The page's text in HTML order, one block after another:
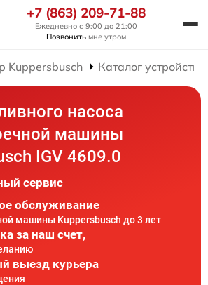
+7 (863) 209-71-88
Ежедневно с 9:00 до 21:00
Позвонить мне утром
Kuppersbusch Каталог устройств
насоса
машины
IGV 4609.0
сервис
обслуживание
машины Kuppersbusch до 3 лет
за наш счет,
выезд курьера